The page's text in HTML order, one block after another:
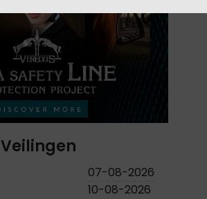
Veilingen
07-08-2026
10-08-2026